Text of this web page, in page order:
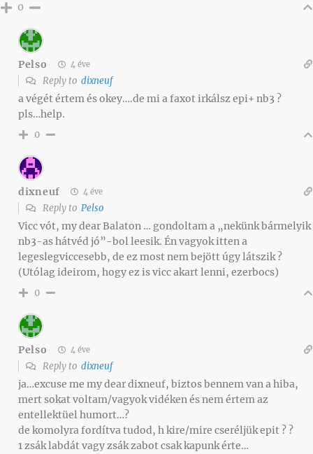
0
Pelso 4 éve
Reply to dixneuf
a végét értem és okey….de mi a faxot irkálsz epi+ nb3 ?
pls…help.
0
dixneuf 4 éve
Reply to Pelso
Vicc vót, my dear Balaton … gondoltam a „nekünk bármelyik
nb3-as hátvéd jó”-bol leesik. Én vagyok itten a
legeslegviccesebb, de ez most nem bejött úgy látszik ?
(Utólag ideirom, hogy ez is vicc akart lenni, ezerbocs)
0
Pelso 4 éve
Reply to dixneuf
ja…excuse me my dear dixneuf, biztos bennem van a hiba,
mert sokat voltam/vagyok vidéken és nem értem az
entellektüel humort…?
de komolyra fordítva tudod, h kire/mire cseréljük epit ? ?
1 zsák labdát vagy zsák zabot csak kapunk érte…